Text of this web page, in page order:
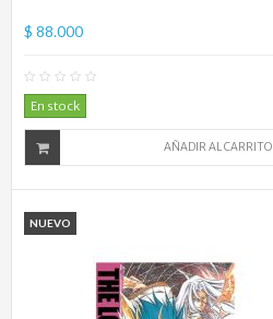
$ 88.000
En stock
AÑADIR AL CARRITO
NUEVO